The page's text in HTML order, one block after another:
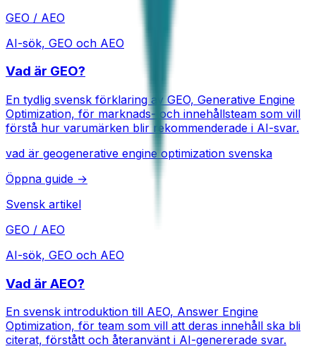
GEO / AEO
AI-sök, GEO och AEO
Vad är GEO?
En tydlig svensk förklaring av GEO, Generative Engine
Optimization, för marknads- och innehållsteam som vill
förstå hur varumärken blir rekommenderade i AI-svar.
vad är geogenerative engine optimization svenska
Öppna guide →
Svensk artikel
GEO / AEO
AI-sök, GEO och AEO
Vad är AEO?
En svensk introduktion till AEO, Answer Engine
Optimization, för team som vill att deras innehåll ska bli
citerat, förstått och återanvänt i AI-genererade svar.